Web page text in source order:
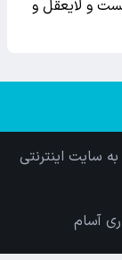
و لایعقل و
سایت اینترنتی
آسام